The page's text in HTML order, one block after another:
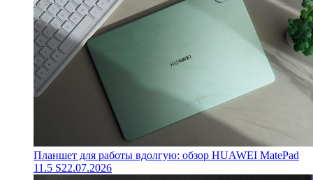
Планшет для работы вдолгую: обзор HUAWEI MatePad
11.5 S22.07.2026